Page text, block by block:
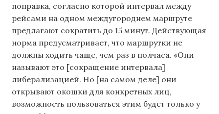
поправка, согласно которой интервал между
рейсами на одном междугороднем маршруте
предлагают сократить до 15 минут. Действующая
норма предусматривает, что маршрутки не
должны ходить чаще, чем раз в полчаса. «Они
называют это [сокращение интервала]
либерализацией. Но [на самом деле] они
открывают окошки для конкретных лиц,
возможность пользоваться этим будет только у